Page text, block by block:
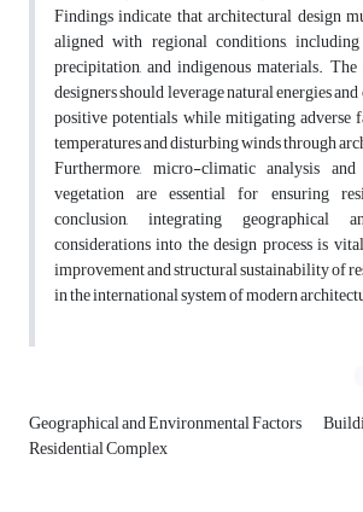
Findings indicate that architectural design
aligned with regional conditions,
precipitation, and indigenous materials. The
designers should leverage natural energies
positive potentials while mitigating adverse
temperatures and disturbing winds through
Furthermore, micro-climatic analysis
vegetation are essential for ensuring
conclusion, integrating geographical
considerations into the design process is
improvement and structural sustainability of
in the international system of modern
Geographical and Environmental Factors
Residential Complex